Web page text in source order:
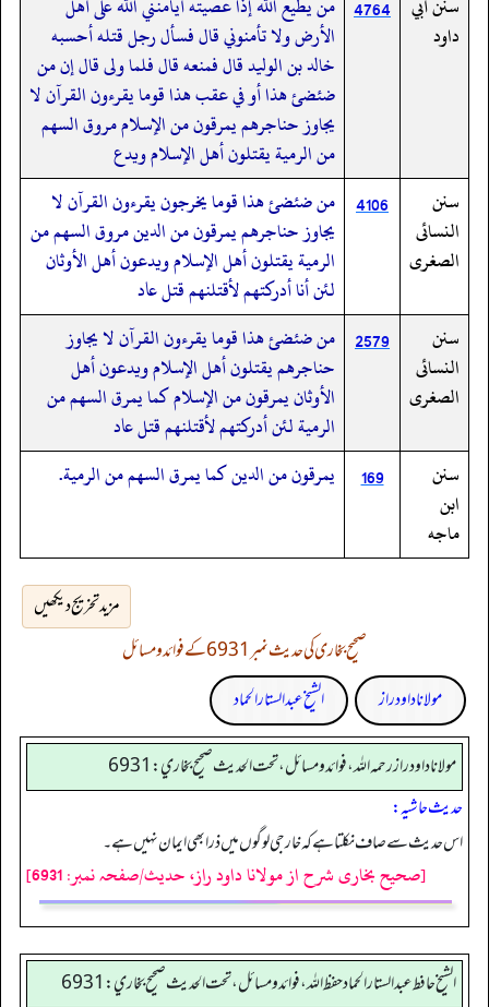
داود
4764
الأرض ولا تأمنوني قال فسأل رجل قتله أحسبه
خالد بن الوليد قال فمنعه قال فلما ولى قال إن من
ضئضئ هذا أو في عقب هذا قوما يقرءون القرآن لا
يجاوز حناجرهم يمرقون من الإسلام مروق السهم
من الرمية يقتلون أهل الإسلام ويدع
سنن
النسائى
الصغرى
4106 من ضئضئ هذا قوما يخرجون يقرءون القرآن لا
يجاوز حناجرهم يمرقون من الدين مروق السهم من
الرمية يقتلون أهل الإسلام ويدعون أهل الأوثان
لئن أنا أدركتهم لأقتلنهم قتل عاد
سنن
النسائى
الصغرى
2579 من ضئضئ هذا قوما يقرءون القرآن لا يجاوز
حناجرهم يقتلون أهل الإسلام ويدعون أهل
الأوثان يمرقون من الإسلام كما يمرق السهم من
الرمية لئن أدركتهم لأقتلنهم قتل عاد
سنن
ابن
ماجه
169 يمرقون من الدين كما يمرق السهم من الرمية.
مزید تخریج دیکھیں
صحیح بخاری کی حدیث نمبر 6931 کے فوائد و مسائل
مولانا داود راز
الشیخ عبدالستار الحماد
مولانا داود راز رحمه الله، فوائد و مسائل، تحت الحديث صحيح بخاري: 6931
حدیث حاشیہ:
اس حدیث سے صاف نکلتا ہے کہ خارجی لوگوں میں ذرا بھی ایمان نہیں ہے۔
[صحیح بخاری شرح از مولانا داود راز، حدیث/صفحہ نمبر: 6931]
الشيخ حافط عبدالستار الحماد حفظ الله، فوائد و مسائل، تحت الحديث صحيح بخاري:6931